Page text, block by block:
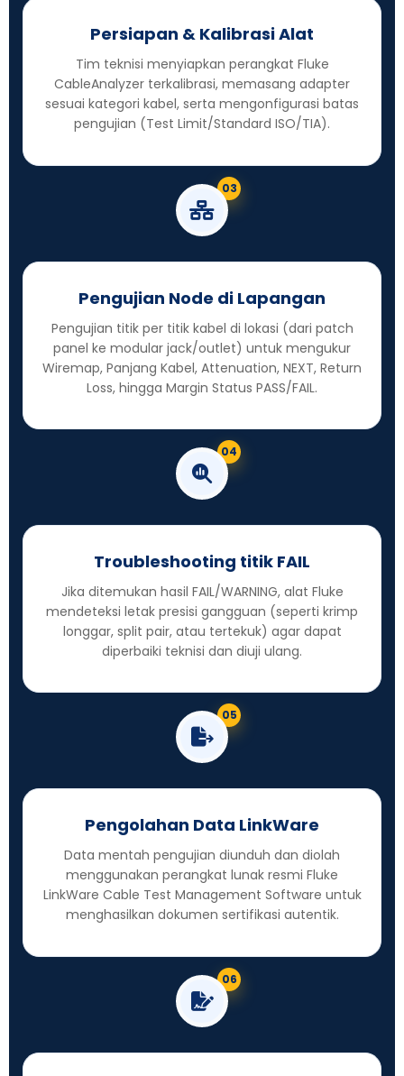
Persiapan & Kalibrasi Alat
Tim teknisi menyiapkan perangkat Fluke
CableAnalyzer terkalibrasi, memasang adapter
sesuai kategori kabel, serta mengonfigurasi batas
pengujian (Test Limit/Standard ISO/TIA).
03
Pengujian Node di Lapangan
Pengujian titik per titik kabel di lokasi (dari patch
panel ke modular jack/outlet) untuk mengukur
Wiremap, Panjang Kabel, Attenuation, NEXT, Return
Loss, hingga Margin Status PASS/FAIL.
04
Troubleshooting titik FAIL
Jika ditemukan hasil FAIL/WARNING, alat Fluke
mendeteksi letak presisi gangguan (seperti krimp
longgar, split pair, atau tertekuk) agar dapat
diperbaiki teknisi dan diuji ulang.
05
Pengolahan Data LinkWare
Data mentah pengujian diunduh dan diolah
menggunakan perangkat lunak resmi Fluke
LinkWare Cable Test Management Software untuk
menghasilkan dokumen sertifikasi autentik.
06